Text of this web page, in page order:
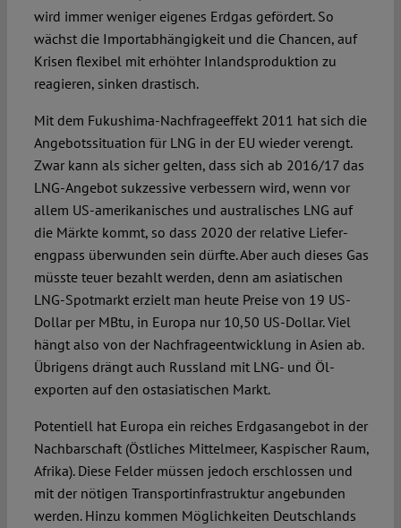
wird immer weniger eige­nes Erdgas gefördert. So
wächst die Importabhängigkeit und die Chancen, auf
Krisen flexibel mit erhöhter Inlandsproduk­tion zu
reagieren, sinken drastisch.
Mit dem Fuku­shima-Nachfrageeffekt 2011 hat sich die
An­gebots­situation für LNG in der EU wieder verengt.
Zwar kann als sicher gelten, dass sich ab 2016/17 das
LNG-Angebot sukzessive ver­bessern wird, wenn vor
allem US-amerika­nisches und australisches LNG auf
die Märk­te kommt, so dass 2020 der relative Liefer­
engpass überwunden sein dürfte. Aber auch dieses Gas
müsste teuer bezahlt werden, denn am asiatischen
LNG-Spotmarkt erzielt man heute Preise von 19 US-
Dollar per MBtu, in Euro­pa nur 10,50 US-Dollar. Viel
hängt also von der Nachfrageentwicklung in Asien ab.
Übrigens drängt auch Russland mit LNG- und Öl­
exporten auf den ostasiatischen Markt.
Potentiell hat Europa ein reiches Erdgasangebot in der
Nachbarschaft (Östliches Mittelmeer, Kaspischer Raum,
Afrika). Diese Felder müssen jedoch erschlossen und
mit der nötigen Transportinfrastruktur angebunden
werden. Hinzu kommen Möglichkeiten Deutschlands